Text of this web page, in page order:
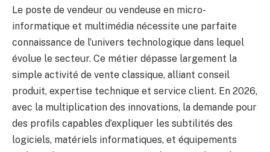
Le poste de vendeur ou vendeuse en micro-
informatique et multimédia nécessite une parfaite
connaissance de l’univers technologique dans lequel
évolue le secteur. Ce métier dépasse largement la
simple activité de vente classique, alliant conseil
produit, expertise technique et service client. En 2026,
avec la multiplication des innovations, la demande pour
des profils capables d’expliquer les subtilités des
logiciels, matériels informatiques, et équipements